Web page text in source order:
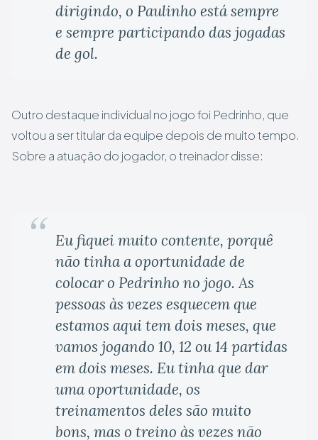
dirigindo, o Paulinho está sempre
e sempre participando das jogadas
de gol.
Outro destaque individual no jogo foi Pedrinho, que
voltou a ser titular da equipe depois de muito tempo.
Sobre a atuação do jogador, o treinador disse:
Eu fiquei muito contente, porquê
não tinha a oportunidade de
colocar o Pedrinho no jogo. As
pessoas às vezes esquecem que
estamos aqui tem dois meses, que
vamos jogando 10, 12 ou 14 partidas
em dois meses. Eu tinha que dar
uma oportunidade, os
treinamentos deles são muito
bons, mas o treino às vezes não